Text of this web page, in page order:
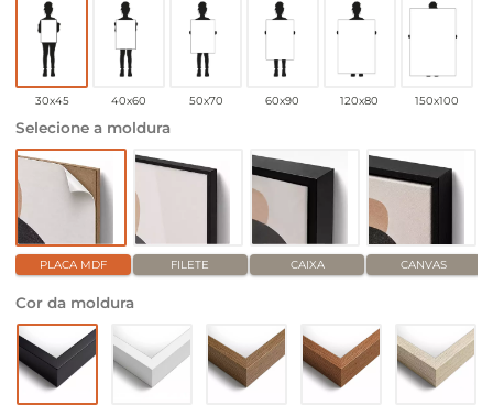
30x45 40x60 50x70 60x90 120x80 150x100
Selecione a moldura
PLACA MDF FILETE CAIXA CANVAS
Cor da moldura